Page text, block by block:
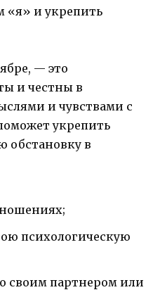
«я» и укрепить
— это
и честны в
и чувствами с
укрепить
обстановку в
психологическую
своим партнером или